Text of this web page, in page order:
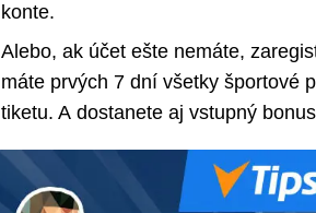
konte.
Alebo, ak účet ešte nemáte,
máte prvých 7 dní všetky športové
tiketu. A dostanete aj vstupný